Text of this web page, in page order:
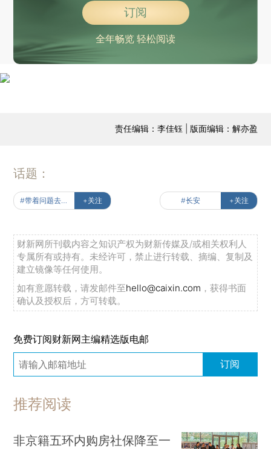
订阅
全年畅览 轻松阅读
责任编辑：李佳钰 | 版面编辑：解亦盈
话题：
#带着问题去读书 +关注 #长安 +关注
财新网所刊载内容之知识产权为财新传媒及/或相关权利人
专属所有或持有。未经许可，禁止进行转载、摘编、复制及
建立镜像等任何使用。
如有意愿转载，请发邮件至hello@caixin.com ，获得书面
确认及授权后，方可转载。
免费订阅财新网主编精选版电邮
订阅
推荐阅读
非京籍五环内购房社保降至一